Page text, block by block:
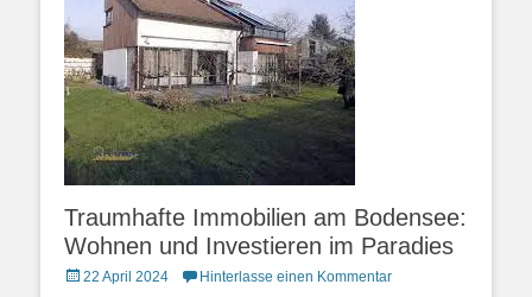
Traumhafte Immobilien am Bodensee:
Wohnen und Investieren im Paradies
Posted
22 April 2024 Hinterlasse einen Kommentar